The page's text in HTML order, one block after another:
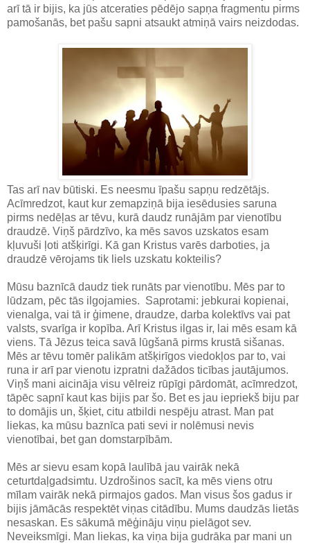
arī tā ir bijis, ka jūs atceraties pēdējo sapņa fragmentu pirms
pamošanās, bet pašu sapni atsaukt atmiņā vairs neizdodas.
Tas arī nav būtiski. Es neesmu īpašu sapņu redzētājs.
Acīmredzot, kaut kur zemapziņā bija iesēdusies saruna
pirms nedēļas ar tēvu, kurā daudz runājām par vienotību
draudzē. Viņš pārdzīvo, ka mēs savos uzskatos esam
kļuvuši ļoti atšķirīgi. Kā gan Kristus varēs darboties, ja
draudzē vērojams tik liels uzskatu kokteilis?
Mūsu baznīcā daudz tiek runāts par vienotību. Mēs par to
lūdzam, pēc tās ilgojamies. Saprotami: jebkurai kopienai,
vienalga, vai tā ir ģimene, draudze, darba kolektīvs vai pat
valsts, svarīga ir kopība. Arī Kristus ilgas ir, lai mēs esam kā
viens. Tā Jēzus teica savā lūgšanā pirms krustā sišanas.
Mēs ar tēvu tomēr palikām atšķirīgos viedokļos par to, vai
runa ir arī par vienotu izpratni dažādos ticības jautājumos.
Viņš mani aicināja visu vēlreiz rūpīgi pārdomāt, acīmredzot,
tāpēc sapnī kaut kas bijis par šo. Bet es jau iepriekš biju par
to domājis un, šķiet, citu atbildi nespēju atrast. Man pat
liekas, ka mūsu baznīca pati sevi ir nolēmusi nevis
vienotībai, bet gan domstarpībām.
Mēs ar sievu esam kopā laulībā jau vairāk nekā
ceturtdaļgadsimtu. Uzdrošinos sacīt, ka mēs viens otru
mīlam vairāk nekā pirmajos gados. Man visus šos gadus ir
bijis jāmācās respektēt viņas citādību. Mums daudzās lietās
nesaskan. Es sākumā mēģināju viņu pielāgot sev.
Neveiksmīgi. Man liekas, ka viņa bija gudrāka par mani un